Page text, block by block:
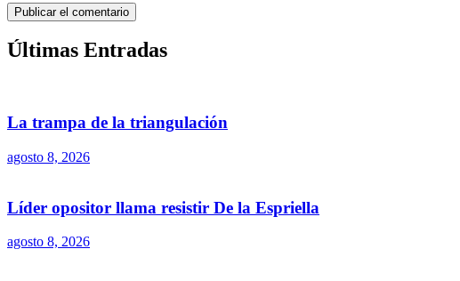
Últimas Entradas
La trampa de la triangulación
agosto 8, 2026
Líder opositor llama resistir De la Espriella
agosto 8, 2026